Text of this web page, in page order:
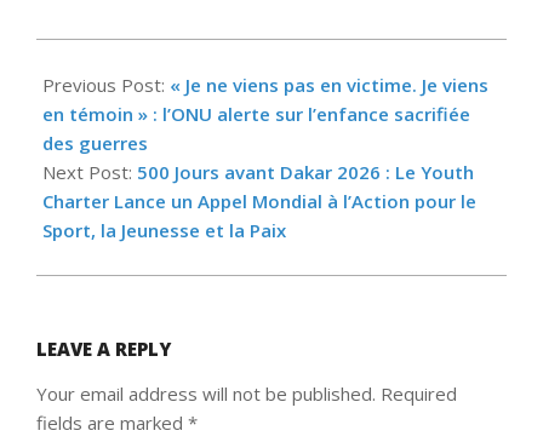
06-
26
Previous Post: « Je ne viens pas en victime. Je viens
en témoin » : l’ONU alerte sur l’enfance sacrifiée
des guerres
Next Post: 500 Jours avant Dakar 2026 : Le Youth
Charter Lance un Appel Mondial à l’Action pour le
Sport, la Jeunesse et la Paix
LEAVE A REPLY
Your email address will not be published. Required
fields are marked *